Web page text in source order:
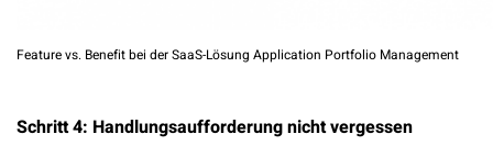
Feature vs. Benefit bei der SaaS-Lösung Application Portfolio Management
Schritt 4: Handlungsaufforderung nicht vergessen